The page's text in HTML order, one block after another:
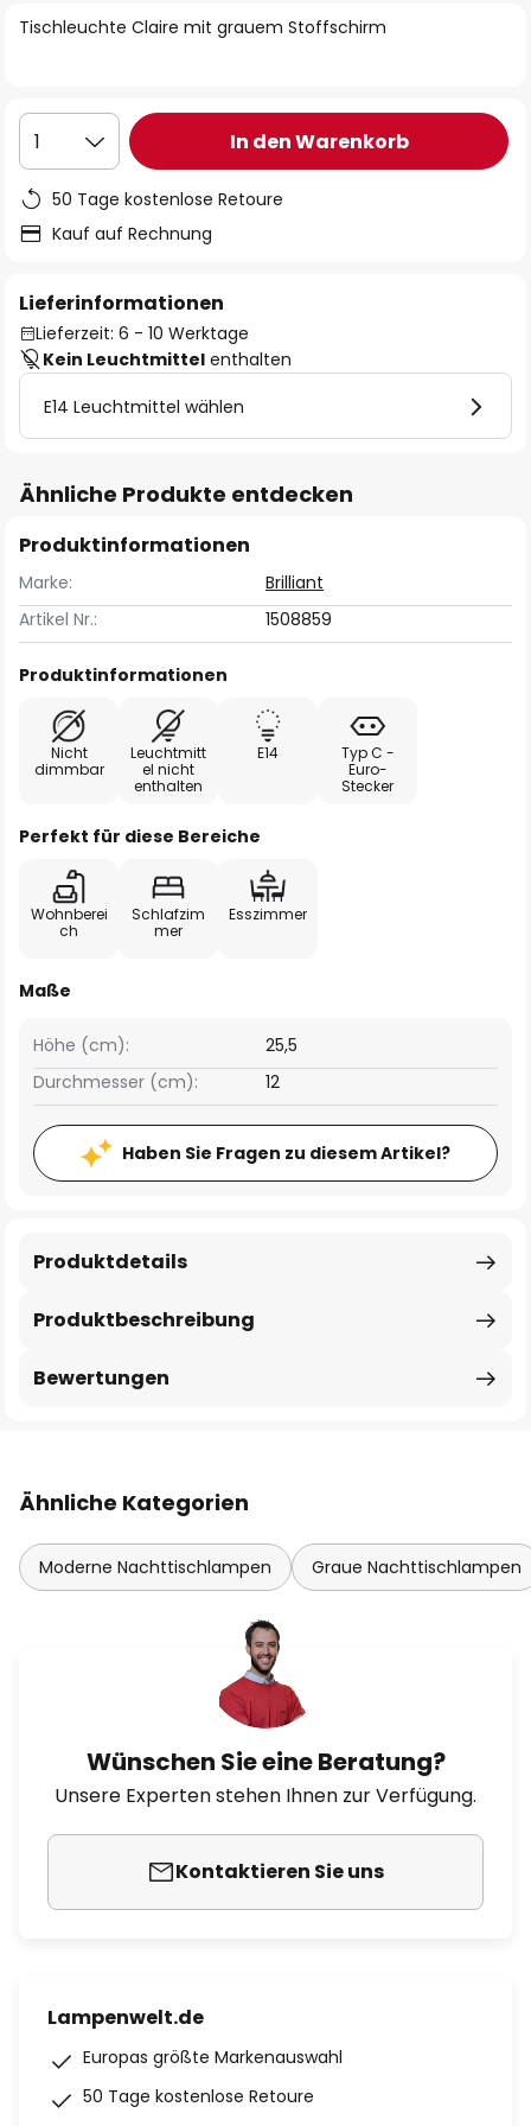
Tischleuchte Claire mit grauem Stoffschirm
1 In den Warenkorb
50 Tage kostenlose Retoure
Kauf auf Rechnung
Lieferinformationen
Lieferzeit: 6 - 10 Werktage
Kein Leuchtmittel enthalten
E14 Leuchtmittel wählen
Ähnliche Produkte entdecken
Produktinformationen
Marke:
Brilliant
Artikel Nr.:
1508859
Produktinformationen
Nicht
dimmbar
Leuchtmitt
el nicht
enthalten
E14
Typ C -
Euro-
Stecker
Perfekt für diese Bereiche
Wohnberei
ch
Schlafzim
mer
Esszimmer
Maße
Höhe (cm):
25,5
Durchmesser (cm):
12
Haben Sie Fragen zu diesem Artikel?
Produktbeschreibung
Produktdetails
Bewertungen
Ähnliche Kategorien
Moderne Nachttischlampen Graue Nachttischlampen
Wünschen Sie eine Beratung?
Unsere Experten stehen Ihnen zur Verfügung.
Kontaktieren Sie uns
Lampenwelt.de
Europas größte Markenauswahl
50 Tage kostenlose Retoure